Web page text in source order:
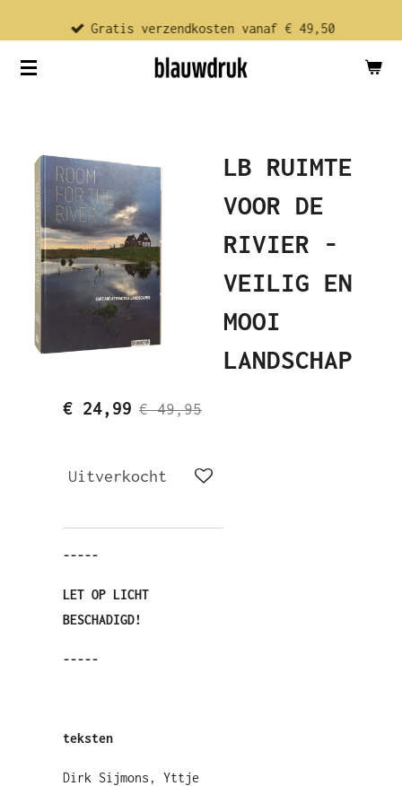
direct
naar
Gratis verzendkosten vanaf € 49,50
LB RUIMTE
VOOR DE
RIVIER -
VEILIG EN
MOOI
LANDSCHAP
€ 24,99 € 49,95
Uitverkocht
-----
LET OP LICHT
BESCHADIGD!
-----
teksten
Dirk Sijmons, Yttje